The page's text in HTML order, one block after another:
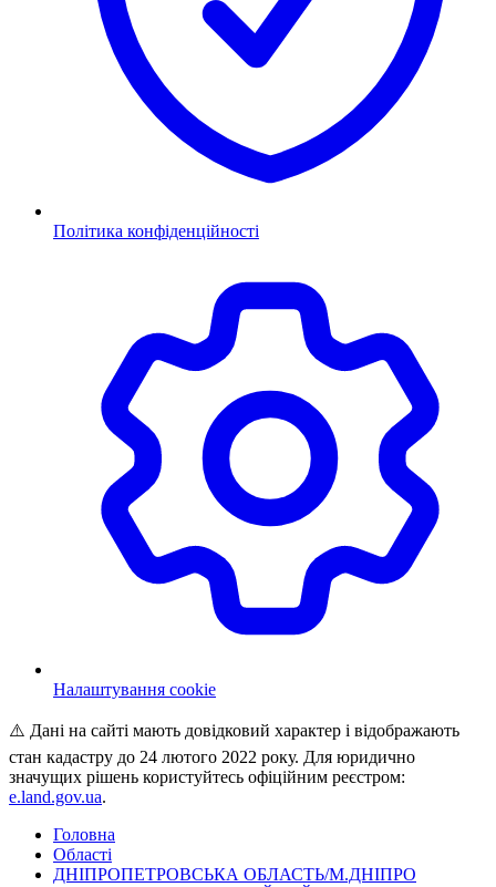
Політика конфіденційності
Налаштування cookie
⚠️ Дані на сайті мають довідковий характер і відображають
стан кадастру до 24 лютого 2022 року. Для юридично
значущих рішень користуйтесь офіційним реєстром:
e.land.gov.ua.
Головна
Області
ДНІПРОПЕТРОВСЬКА ОБЛАСТЬ/М.ДНІПРО